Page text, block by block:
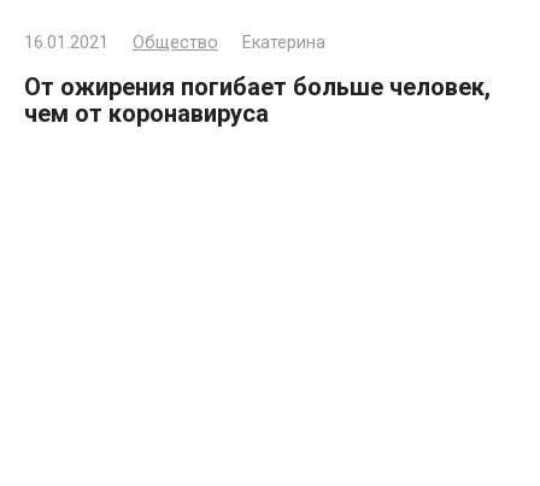
16.01.2021 Общество Екатерина
От ожирения погибает больше человек,
чем от коронавируса